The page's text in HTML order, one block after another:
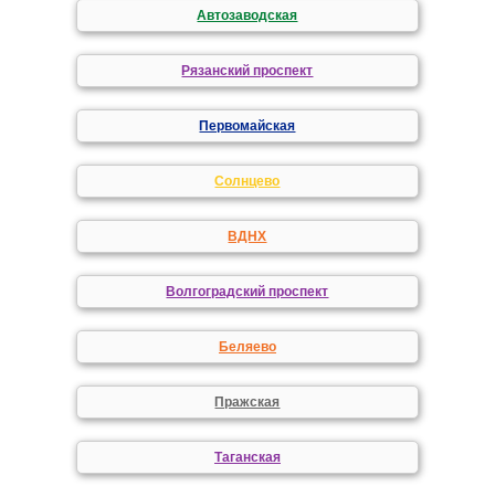
Автозаводская
Рязанский проспект
Первомайская
Солнцево
ВДНХ
Волгоградский проспект
Беляево
Пражская
Таганская